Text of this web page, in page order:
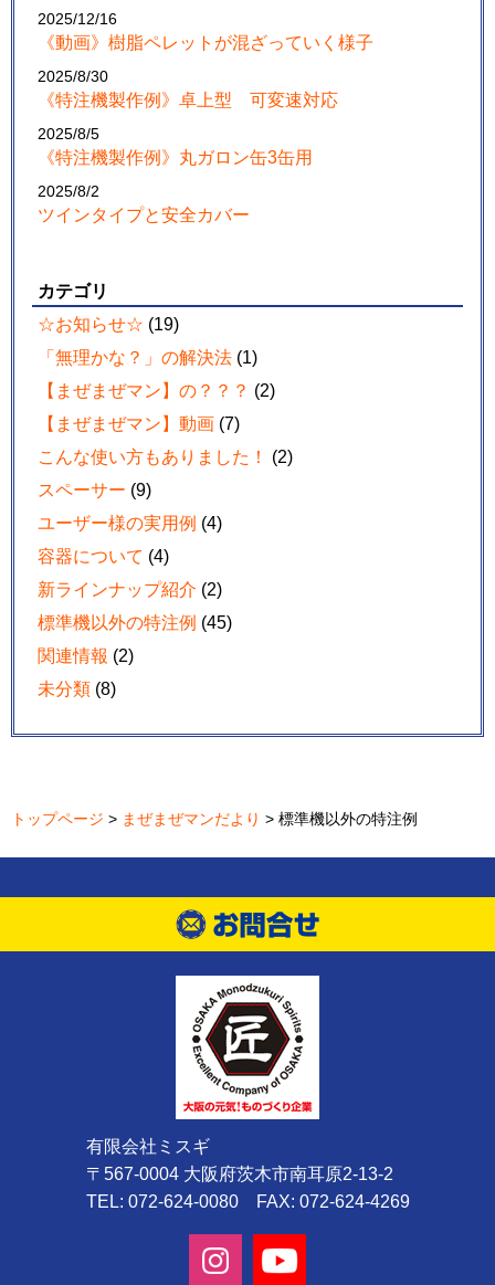
2025/12/16
《動画》樹脂ペレットが混ざっていく様子
2025/8/30
《特注機製作例》卓上型 可変速対応
2025/8/5
《特注機製作例》丸ガロン缶3缶用
2025/8/2
ツインタイプと安全カバー
カテゴリ
☆お知らせ☆ (19)
「無理かな？」の解決法 (1)
【まぜまぜマン】の？？？ (2)
【まぜまぜマン】動画 (7)
こんな使い方もありました！
(2)
スペーサー (9)
ユーザー様の実用例 (4)
容器について (4)
新ラインナップ紹介 (2)
標準機以外の特注例 (45)
関連情報 (2)
未分類 (8)
トップページ > まぜまぜマンだより > 標準機以外の特注例
有限会社ミスギ
〒567-0004 大阪府茨木市南耳原2-13-2
TEL: 072-624-0080 FAX: 072-624-4269